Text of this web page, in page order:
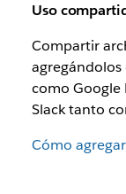
Uso
Compartir
agregándolos
como Google
Slack tanto
Cómo